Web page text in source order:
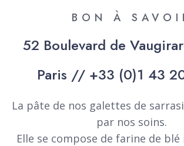
BON À
52 Boulevard de
Paris // +33 (0)1 43
La pâte de nos galettes de
par nos soins.
Elle se compose de farine de